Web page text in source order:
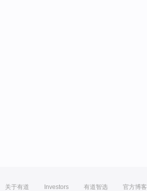
关于有道 Investors 有道智选 官方博客